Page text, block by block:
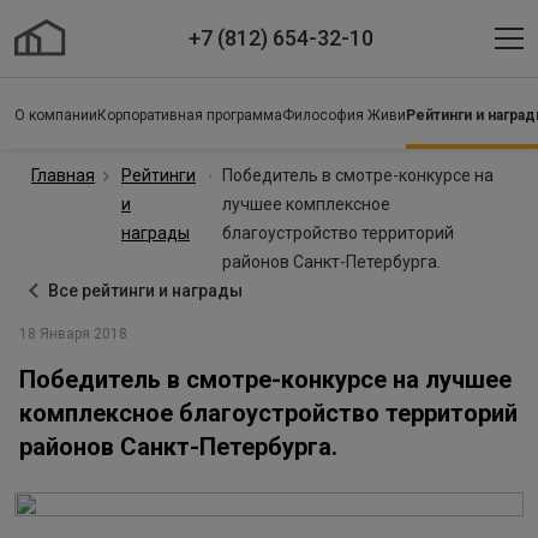
+7 (812) 654-32-10
О компании Корпоративная программаФилософия Живи Рейтинги и
Главная
Рейтинги
и
награды
Победитель в смотре-конкурсе на
лучшее комплексное
благоустройство территорий
районов Санкт-Петербурга.
Все рейтинги и награды
18 Января 2018
Победитель в смотре-конкурсе на лучшее
комплексное благоустройство территорий
районов Санкт-Петербурга.